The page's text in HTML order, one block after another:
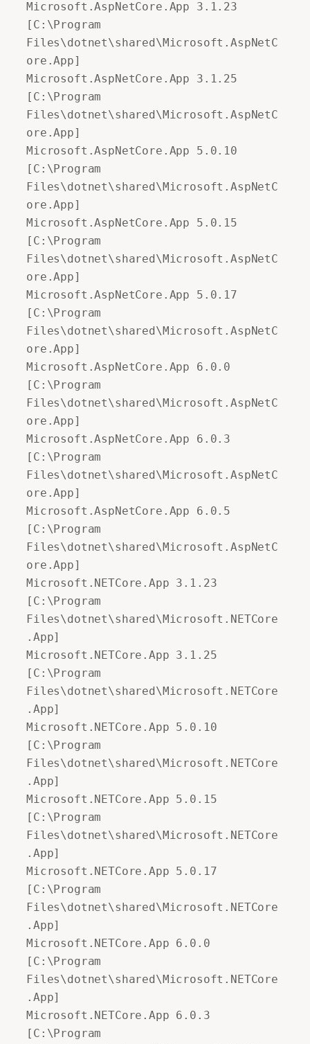
Microsoft.AspNetCore.App 3.1.23
[C:\Program
Files\dotnet\shared\Microsoft.AspNetC
ore.App]
Microsoft.AspNetCore.App 3.1.25
[C:\Program
Files\dotnet\shared\Microsoft.AspNetC
ore.App]
Microsoft.AspNetCore.App 5.0.10
[C:\Program
Files\dotnet\shared\Microsoft.AspNetC
ore.App]
Microsoft.AspNetCore.App 5.0.15
[C:\Program
Files\dotnet\shared\Microsoft.AspNetC
ore.App]
Microsoft.AspNetCore.App 5.0.17
[C:\Program
Files\dotnet\shared\Microsoft.AspNetC
ore.App]
Microsoft.AspNetCore.App 6.0.0
[C:\Program
Files\dotnet\shared\Microsoft.AspNetC
ore.App]
Microsoft.AspNetCore.App 6.0.3
[C:\Program
Files\dotnet\shared\Microsoft.AspNetC
ore.App]
Microsoft.AspNetCore.App 6.0.5
[C:\Program
Files\dotnet\shared\Microsoft.AspNetC
ore.App]
Microsoft.NETCore.App 3.1.23
[C:\Program
Files\dotnet\shared\Microsoft.NETCore
.App]
Microsoft.NETCore.App 3.1.25
[C:\Program
Files\dotnet\shared\Microsoft.NETCore
.App]
Microsoft.NETCore.App 5.0.10
[C:\Program
Files\dotnet\shared\Microsoft.NETCore
.App]
Microsoft.NETCore.App 5.0.15
[C:\Program
Files\dotnet\shared\Microsoft.NETCore
.App]
Microsoft.NETCore.App 5.0.17
[C:\Program
Files\dotnet\shared\Microsoft.NETCore
.App]
Microsoft.NETCore.App 6.0.0
[C:\Program
Files\dotnet\shared\Microsoft.NETCore
.App]
Microsoft.NETCore.App 6.0.3
[C:\Program